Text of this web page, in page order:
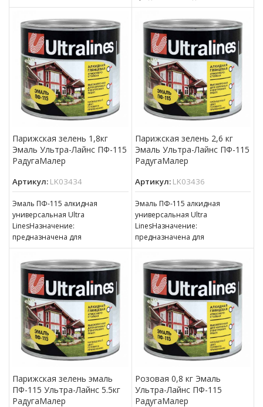
атмосферным воздействиям,
для окраски внутри
окрашивания деревянных,
металлических и других
поверхностей, подвергающихся
атмосферным воздействиям,
для окраски внутри
Парижская зелень 1,8кг
Эмаль Ультра-Лайнс ПФ-115
РадугаМалер
Артикул: LK03434
Эмаль ПФ-115 алкидная
универсальная Ultra
LinesНазначение:
предназначена для
окрашивания деревянных,
металлических и других
поверхностей, подвергающихся
атмосферным воздействиям,
для окраски внутри
Парижская зелень 2,6 кг
Эмаль Ультра-Лайнс ПФ-115
РадугаМалер
Артикул: LK03436
Эмаль ПФ-115 алкидная
универсальная Ultra
LinesНазначение:
предназначена для
окрашивания деревянных,
металлических и других
поверхностей, подвергающихся
атмосферным воздействиям,
для окраски внутри
Парижская зелень эмаль
ПФ-115 Ультра-Лайнс 5.5кг
РадугаМалер
Розовая 0,8 кг Эмаль
Ультра-Лайнс ПФ-115
РадугаМалер